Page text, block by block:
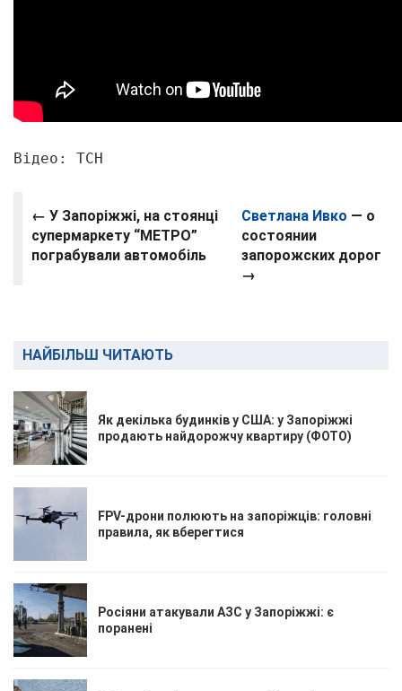
Відео: ТСН
← У Запоріжжі, на стоянці
супермаркету “МЕТРО”
пограбували автомобіль
Светлана Ивко — о
состоянии
запорожских дорог
→
НАЙБІЛЬШ ЧИТАЮТЬ
Як декілька будинків у США: у Запоріжжі
продають найдорожчу квартиру (ФОТО)
FPV-дрони полюють на запоріжців: головні
правила, як вберегтися
Росіяни атакували АЗС у Запоріжжі: є
поранені